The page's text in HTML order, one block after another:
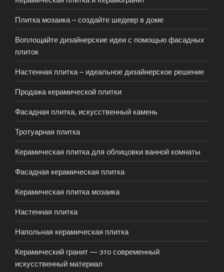
Плитка мозаика – создайте шедевр в доме
Воплощайте дизайнерские идеи с помощью фасадных
плиток
Настенная плитка – идеальное дизайнерское решение
Продажа керамической плитки
Фасадная плитка, искусственный камень
Тротуарная плитка
Керамическая плитка для облицовки ванной комнаты
Фасадная керамическая плитка
Керамическая плитка мозаика
Настенная плитка
Напольная керамическая плитка
Керамический гранит — это современный
искусственный материал